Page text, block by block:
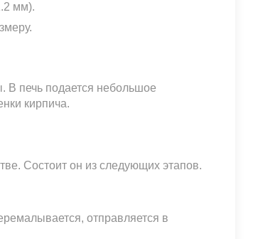
мм).
В печь подается небольшое
кирпича.
Состоит он из следующих этапов.
отправляется в